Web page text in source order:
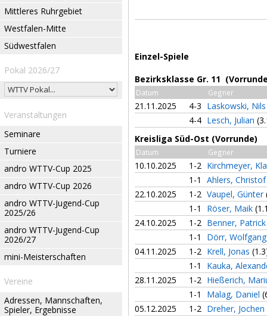
Mittleres Ruhrgebiet
Westfalen-Mitte
Südwestfalen
Pokal 2026/27
Veranstaltungen
Seminare
Turniere
andro WTTV-Cup 2025
andro WTTV-Cup 2026
andro WTTV-Jugend-Cup
2025/26
andro WTTV-Jugend-Cup
2026/27
mini-Meisterschaften
Vereine
Adressen, Mannschaften,
Spieler, Ergebnisse
Einzel-Spiele
Bezirksklasse Gr. 11
Datum Gegner
21.11.2025 4-3 Laskowski,
4-4 Lesch, Julian
Kreisliga Süd-Ost (Vorrunde)
Datum Gegner
10.10.2025 1-2 Kirchmeyer,
1-1
Ahlers,
22.10.2025
1-2 Vaupel, Günter
1-1
Röser, Maik
24.10.2025
1-2 Benner,
1-1
Dörr,
04.11.2025
1-2 Krell, Jonas
1-1
Kauka,
28.11.2025
1-2 Hießerich,
1-1
Malag, Daniel
05.12.2025
1-2 Dreher, Jochen